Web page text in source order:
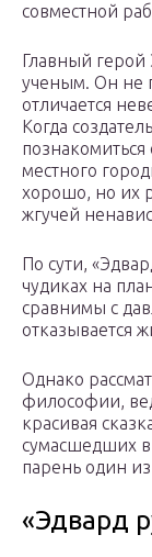
совместной
Главный
ученым. Он не
отличается
Когда
местного
хорошо, но их
жгучей
По сути,
чудиках на
сравнимы с
отказывается
Однако
философии,
красивая
сумасшедших
парень один
«Эдвард